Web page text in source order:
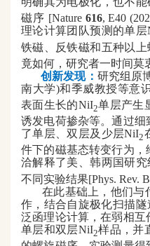
磁序 [Nature616, E40
理论计算团队预测的单层
铁磁、反铁磁和五种以
竟如何，研究者一时间莫
创新发现： 研究组原
南大学)和季威教授等意
表面生长的NiI2单层产生
诱发电荷掺杂等。通过
了单层、双层及少层NiI2
件下的磁基态转变行为，
洽解释了美、韩两国研
不同实验结果[Phys. Rev. B
在此基础上，他们与
作，结合自旋极化扫描隧
泛函理论计算，在弱相互
单层和双层NiI2样品，并